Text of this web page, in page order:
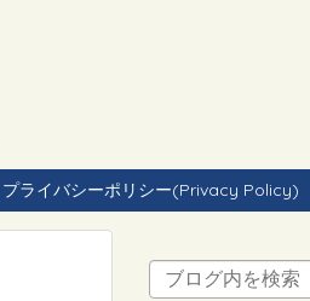
プライバシーポリシー(Privacy Policy)